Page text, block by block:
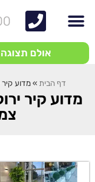
אולם תצוגה
דף הבית »מדוע קיר
מדוע קיר